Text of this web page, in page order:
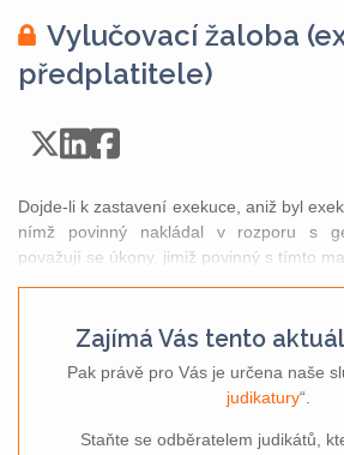
Vylučovací žaloba
předplatitele)
Dojde-li k zastavení exekuce, aniž byl
nímž povinný nakládal v rozporu s
považují se úkony, jimiž povinný s tímto
Zajímá Vás tento
Pak právě pro Vás je určena naše
judikatury“.
Staňte se odběratelem judikátů,